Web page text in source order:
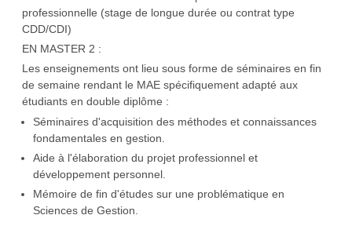
professionnelle (stage de longue durée ou contrat type
CDD/CDI)
EN MASTER 2 :
Les enseignements ont lieu sous forme de séminaires en fin
de semaine rendant le MAE spécifiquement adapté aux
étudiants en double diplôme :
Séminaires d'acquisition des méthodes et connaissances
fondamentales en gestion.
Aide à l'élaboration du projet professionnel et
développement personnel.
Mémoire de fin d'études sur une problématique en
Sciences de Gestion.